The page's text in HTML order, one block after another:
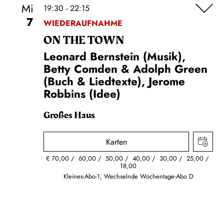
Mi
7
19:30 - 22:15
WIEDERAUFNAHME
ON THE TOWN
Leonard Bernstein (Musik),
Betty Comden & Adolph Green
(Buch & Liedtexte), Jerome
Robbins (Idee)
Großes Haus
Karten
€ 70,00 60,00 50,00 40,00 30,00 25,00
18,00
Kleines-Abo-1, Wechselnde Wochentage-Abo D